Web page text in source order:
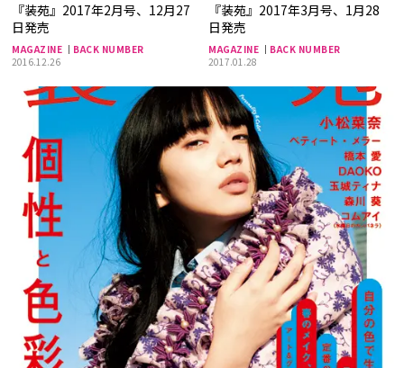
『装苑』2017年2月号、12月27
日発売
MAGAZINE
BACK NUMBER
2016.12.26
『装苑』2017年3月号、1月28
日発売
MAGAZINE
BACK NUMBER
2017.01.28